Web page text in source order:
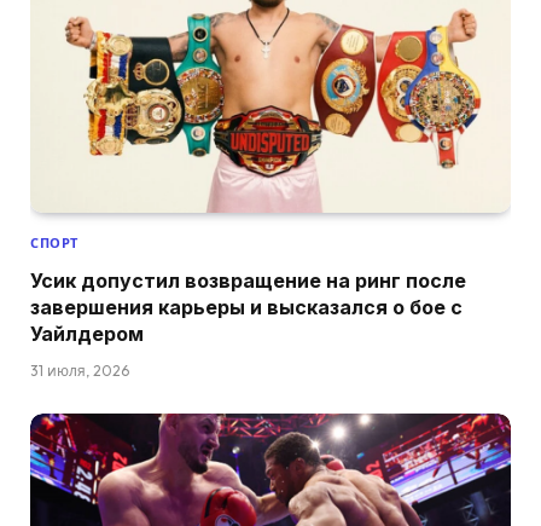
СПОРТ
Усик допустил возвращение на ринг после
завершения карьеры и высказался о бое с
Уайлдером
31 июля, 2026